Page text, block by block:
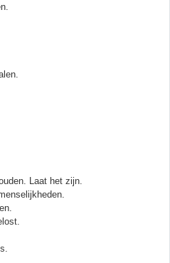
Laat het zijn.